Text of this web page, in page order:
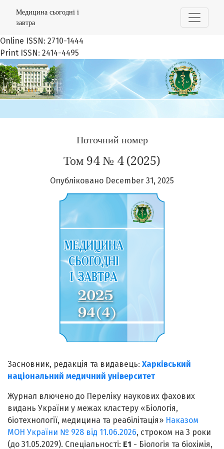
Медицина сьогодні і завтра
Медицина сьогодні і
завтра
Online ISSN: 2710-1444
Print ISSN: 2414-4495
Поточний номер
Том 94 № 4 (2025)
Опубліковано December 31, 2025
Засновник, редакція та видавець: Харківський
національний медичний університет
Журнал влючено до Переліку наукових фахових
видань України у межах кластеру «Біологія,
біотехнології, медицина та реабілітація» Наказом
МОН України № 928 від 11.06.2026, строком на 3 роки
(до 31.05.2029). Спеціальності: Е1 - Біологія та біохімія,